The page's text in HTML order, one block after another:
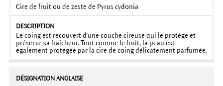
Cire de fruit ou de zeste de Pyrus cydonia
Le coing est recouvert d'une couche cireuse qui le protège et
préserve sa fraîcheur. Tout comme le fruit, la peau est
également protégée par la cire de coing délicatement parfumée.